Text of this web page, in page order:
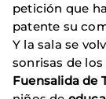
petición que
patente su
Y la sala se
sonrisas de los
Fuensalida de